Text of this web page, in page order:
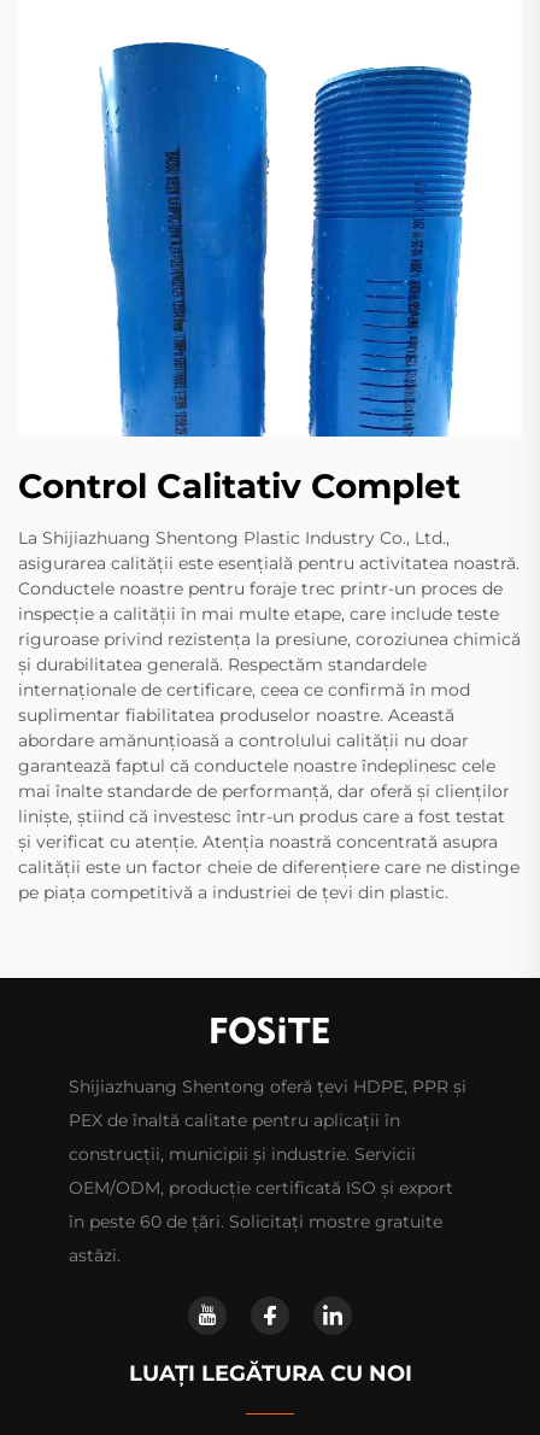
Control Calitativ Complet
La Shijiazhuang Shentong Plastic Industry Co., Ltd.,
asigurarea calității este esențială pentru activitatea noastră.
Conductele noastre pentru foraje trec printr-un proces de
inspecție a calității în mai multe etape, care include teste
riguroase privind rezistența la presiune, coroziunea chimică
și durabilitatea generală. Respectăm standardele
internaționale de certificare, ceea ce confirmă în mod
suplimentar fiabilitatea produselor noastre. Această
abordare amănunțioasă a controlului calității nu doar
garantează faptul că conductele noastre îndeplinesc cele
mai înalte standarde de performanță, dar oferă și clienților
liniște, știind că investesc într-un produs care a fost testat
și verificat cu atenție. Atenția noastră concentrată asupra
calității este un factor cheie de diferențiere care ne distinge
pe piața competitivă a industriei de țevi din plastic.
Shijiazhuang Shentong oferă țevi HDPE, PPR și
PEX de înaltă calitate pentru aplicații în
construcții, municipii și industrie. Servicii
OEM/ODM, producție certificată ISO și export
în peste 60 de țări. Solicitați mostre gratuite
astăzi.
LUAȚI LEGĂTURA CU NOI